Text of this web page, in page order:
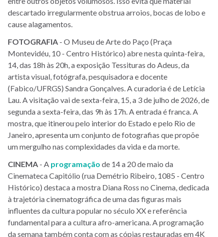
descartado irregularmente obstrua arroios, bocas de lobo e
cause alagamentos.
FOTOGRAFIA - O Museu de Arte do Paço (Praça
Montevidéu, 10 - Centro Histórico) abre nesta quinta-feira,
14, das 18h às 20h, a exposição Tessituras do Adeus, da
artista visual, fotógrafa, pesquisadora e docente
(Fabico/UFRGS) Sandra Gonçalves. A curadoria é de Letícia
Lau. A visitação vai de sexta-feira, 15, a 3 de julho de 2026, de
segunda a sexta-feira, das 9h às 17h. A entrada é franca. A
mostra, que itinerou pelo interior do Estado e pelo Rio de
Janeiro, apresenta um conjunto de fotografias que propõe
um mergulho nas complexidades da vida e da morte.
CINEMA - A programação de 14 a 20 de maio da
Cinemateca Capitólio (rua Demétrio Ribeiro, 1085 - Centro
Histórico) destaca a mostra Diana Ross no Cinema, dedicada
à trajetória cinematográfica de uma das figuras mais
influentes da cultura popular no século XX e referência
fundamental para a cultura afro-americana. A programação
da semana também conta com as cópias restauradas em 4K